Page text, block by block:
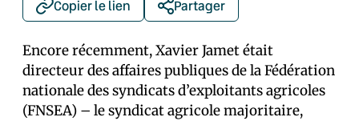
Copier le lien Partager
Encore récemment, Xavier Jamet était
directeur des affaires publiques de la Fédération
nationale des syndicats d’exploitants agricoles
(FNSEA) – le syndicat agricole majoritaire,